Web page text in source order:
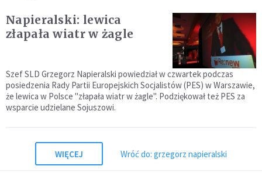
Napieralski: lewica
złapała wiatr w żagle
Szef SLD Grzegorz Napieralski powiedział w czwartek podczas
posiedzenia Rady Partii Europejskich Socjalistów (PES) w Warszawie,
że lewica w Polsce "złapała wiatr w żagle". Podziękował też PES za
wsparcie udzielane Sojuszowi.
WIĘCEJ Wróć do: grzegorz napieralski